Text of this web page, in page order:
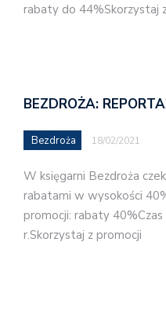
rabaty do 44%Skorzystaj
BEZDROŻA:
Bezdroża 18/02/2021
W księgarni Bezdroża
rabatami w wysokości
promocji: rabaty
r.Skorzystaj z promocji